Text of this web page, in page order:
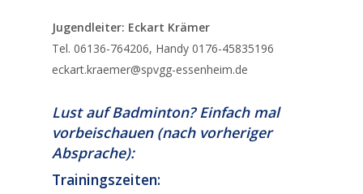
Jugendleiter: Eckart Krämer
Tel. 06136-764206, Handy 0176-45835196
eckart.kraemer@spvgg-essenheim.de
Lust auf Badminton? Einfach mal
vorbeischauen (nach vorheriger
Absprache):
Trainingszeiten: